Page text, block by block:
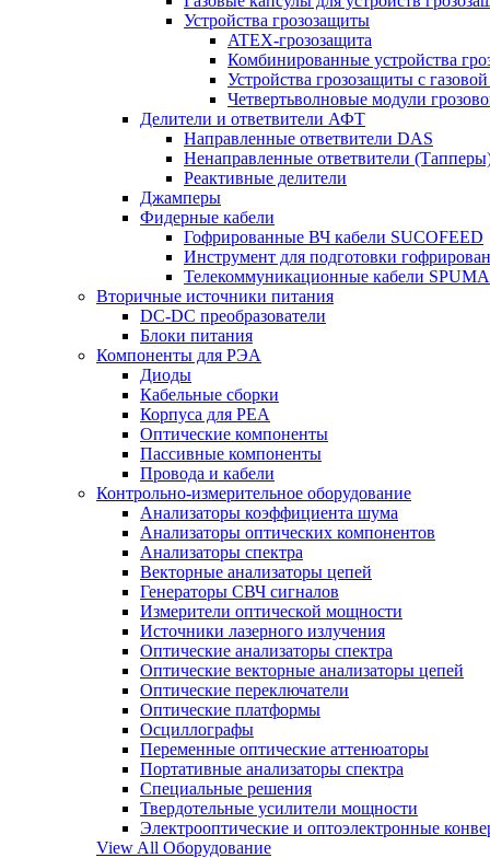
Устройства грозозащиты
ATEX-грозозащита
Комбинированные устройства
Устройства грозозащиты с
Четвертьволновые модули
Делители и ответвители АФТ
Направленные ответвители DAS
Ненаправленные ответвители
Реактивные делители
Джамперы
Фидерные кабели
Гофрированные ВЧ кабели SUCOFEED
Инструмент для подготовки
Телекоммуникационные кабели SPUMA
Вторичные источники питания
DC-DC преобразователи
Блоки питания
Компоненты для РЭА
Диоды
Кабельные сборки
Корпуса для РЕА
Оптические компоненты
Пассивные компоненты
Провода и кабели
Контрольно-измерительное оборудование
Анализаторы коэффициента шума
Анализаторы оптических компонентов
Анализаторы спектра
Векторные анализаторы цепей
Генераторы СВЧ сигналов
Измерители оптической мощности
Источники лазерного излучения
Оптические анализаторы спектра
Оптические векторные анализаторы цепей
Оптические переключатели
Оптические платформы
Осциллографы
Переменные оптические аттенюаторы
Портативные анализаторы спектра
Специальные решения
Твердотельные усилители мощности
Электрооптические и оптоэлектронные
View All Оборудование